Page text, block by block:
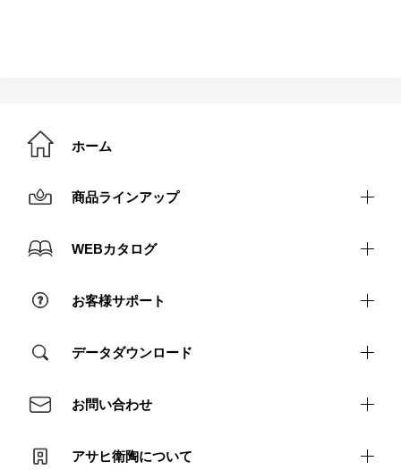
ホーム
商品ラインアップ
洗面まわり
トイレまわり
ユニットバス
WEBカタログ
カタログ請求
お客様サポート
アフターサポート（個人）
アフターサポート（法人）
よくあるご質問
データダウンロード
取説・施工説明書ダウンロード
図面ダウンロード
お問い合わせ
プライバシーポリシー
アサヒ衛陶について